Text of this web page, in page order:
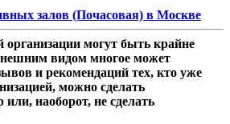
залов (Почасовая) в Москве
могут быть крайне
видом многое может
и рекомендаций тех, кто уже
можно сделать
наоборот, не сделать